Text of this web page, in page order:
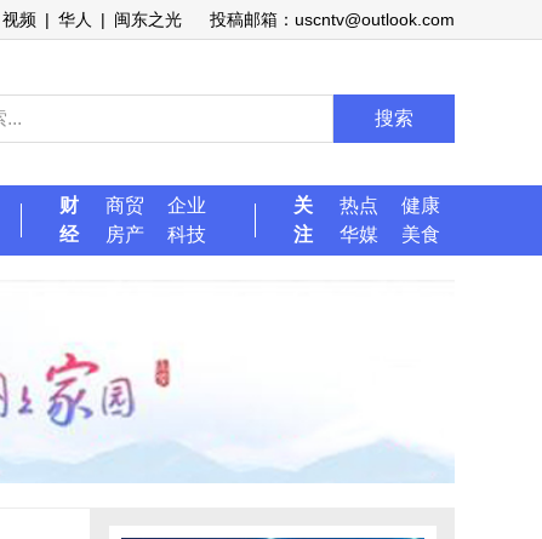
视频 | 华人 | 闽东之光 投稿邮箱：uscntv@outlook.com
搜索
财
经
商贸
企业
房产
科技
关
注
热点
健康
华媒
美食